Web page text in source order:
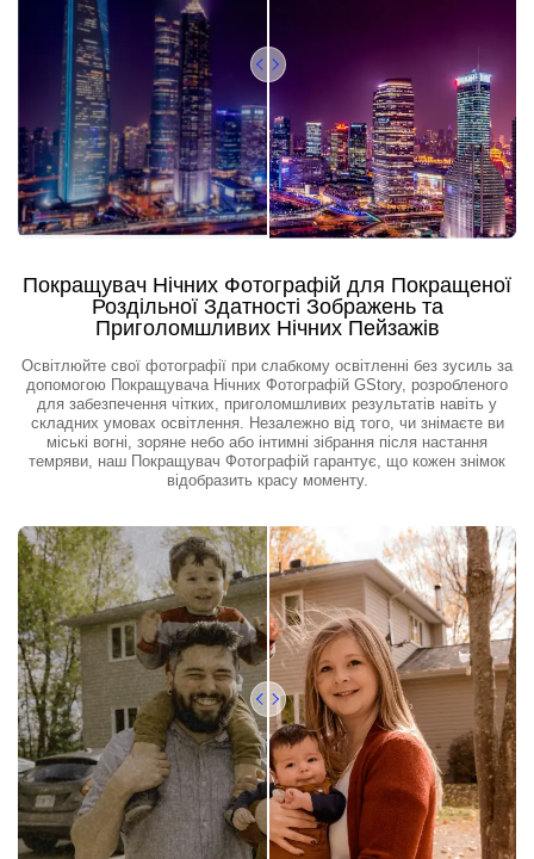
Покращувач Нічних Фотографій для Покращеної
Роздільної Здатності Зображень та
Приголомшливих Нічних Пейзажів
Освітлюйте свої фотографії при слабкому освітленні без зусиль за
допомогою Покращувача Нічних Фотографій GStory, розробленого
для забезпечення чітких, приголомшливих результатів навіть у
складних умовах освітлення. Незалежно від того, чи знімаєте ви
міські вогні, зоряне небо або інтимні зібрання після настання
темряви, наш Покращувач Фотографій гарантує, що кожен знімок
відобразить красу моменту.